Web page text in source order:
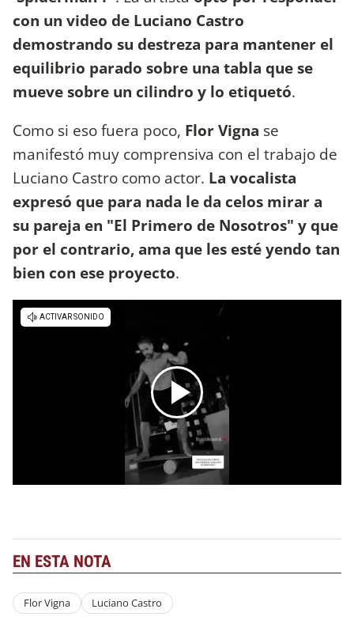
con un video de Luciano Castro
demostrando su destreza para mantener el
equilibrio parado sobre una tabla que se
mueve sobre un cilindro y lo etiquetó.
Como si eso fuera poco, Flor Vigna se
manifestó muy comprensiva con el trabajo de
Luciano Castro como actor. La vocalista
expresó que para nada le da celos mirar a
su pareja en "El Primero de Nosotros" y que
por el contrario, ama que les esté yendo tan
bien con ese proyecto.
EN ESTA NOTA
Flor Vigna Luciano Castro